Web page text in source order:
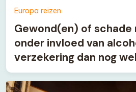
Europa reizen
Gewond(en) of schade
onder invloed van
verzekering dan nog